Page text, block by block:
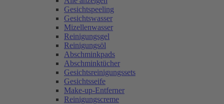
Gesichtspeeling
Gesichtswasser
Mizellenwasser
Reinigungsgel
Reinigungsöl
Abschminkpads
Abschminktücher
Gesichtsreinigungssets
Gesichtsseife
Make-up-Entferner
Reinigungscreme